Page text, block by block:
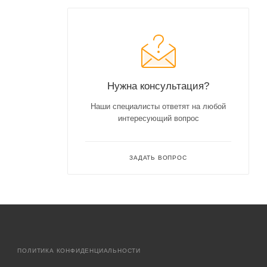
Нужна консультация?
Наши специалисты ответят на любой
интересующий вопрос
ЗАДАТЬ ВОПРОС
ПОЛИТИКА КОНФИДЕНЦИАЛЬНОСТИ